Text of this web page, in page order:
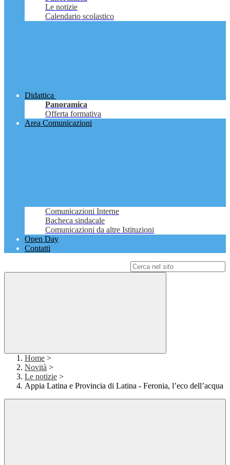
Le notizie
Calendario scolastico
Didattica
Panoramica
Offerta formativa
Area Comunicazioni
Comunicazioni Interne
Bacheca sindacale
Comunicazioni da altre Istituzioni
Open Day
Contatti
Home >
Novità >
Le notizie >
Appia Latina e Provincia di Latina - Feronia, l’eco dell’acqua